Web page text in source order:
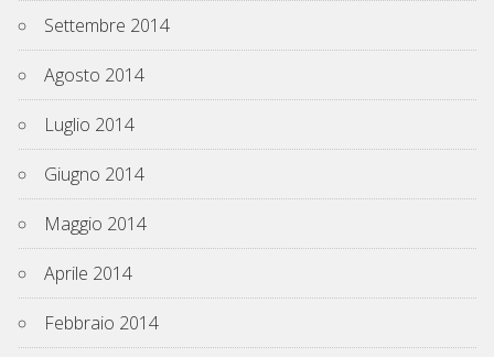
Settembre 2014
Agosto 2014
Luglio 2014
Giugno 2014
Maggio 2014
Aprile 2014
Febbraio 2014